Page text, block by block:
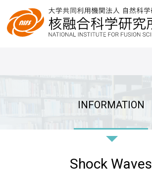
INFORMATION
Shock Waves